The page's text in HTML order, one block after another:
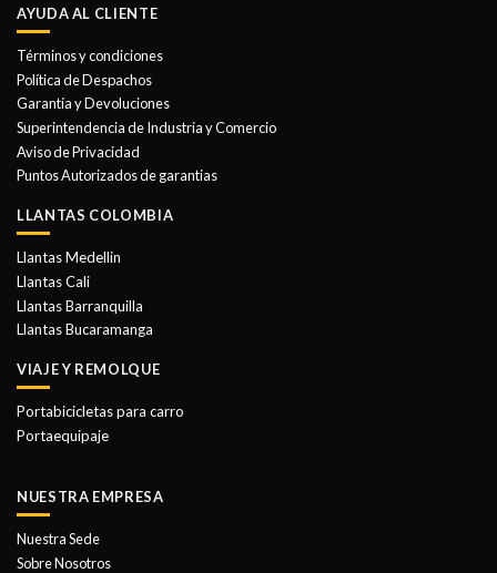
Las
pueden
elegir
en
la
página
de
AYUDA AL CLIENTE
Términos y condiciones
Política de Despachos
Garantía y Devoluciones
Superintendencia de Industria y Comercio
Aviso de Privacidad
Puntos Autorizados de garantias
LLANTAS COLOMBIA
Llantas Medellin
Llantas Cali
Llantas Barranquilla
Llantas Bucaramanga
VIAJE Y REMOLQUE
Portabicicletas para carro
Portaequipaje
NUESTRA EMPRESA
Nuestra Sede
Sobre Nosotros